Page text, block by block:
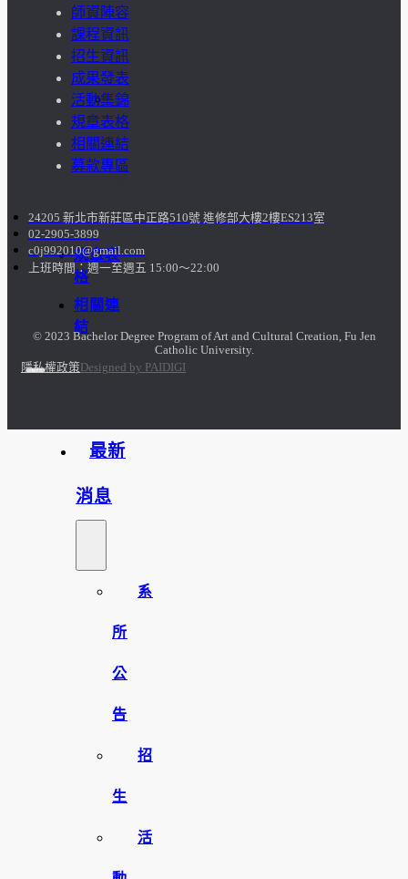
活
動
訪
談
片
規章表
格
相關連
結
最新
消息
系
所
公
告
招
生
活
師資陣容
課程資訊
招生資訊
成果發表
活動集錦
規章表格
相關連結
募款專區
24205 新北市新莊區中正路510號 進修部大樓2樓ES213室
02-2905-3899
c0j992010@gmail.com
上班時間：週一至週五 15:00～22:00
© 2023 Bachelor Degree Program of Art and Cultural Creation, Fu Jen
Catholic University.
隱私權政策 Designed by PAIDIGI